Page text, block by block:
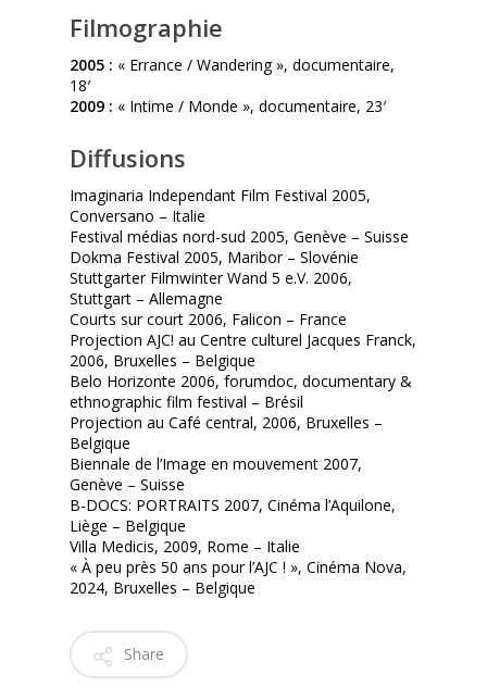
Filmographie
2005 : « Errance / Wandering », documentaire,
18′
2009 : « Intime / Monde », documentaire, 23′
Diffusions
Imaginaria Independant Film Festival 2005,
Conversano – Italie
Festival médias nord-sud 2005, Genève – Suisse
Dokma Festival 2005, Maribor – Slovénie
Stuttgarter Filmwinter Wand 5 e.V. 2006,
Stuttgart – Allemagne
Courts sur court 2006, Falicon – France
Projection AJC! au Centre culturel Jacques Franck,
2006, Bruxelles – Belgique
Belo Horizonte 2006, forumdoc, documentary &
ethnographic film festival – Brésil
Projection au Café central, 2006, Bruxelles –
Belgique
Biennale de l’Image en mouvement 2007,
Genève – Suisse
B-DOCS: PORTRAITS 2007, Cinéma l’Aquilone,
Liège – Belgique
Villa Medicis, 2009, Rome – Italie
« À peu près 50 ans pour l’AJC ! », Cinéma Nova,
2024, Bruxelles – Belgique
Share